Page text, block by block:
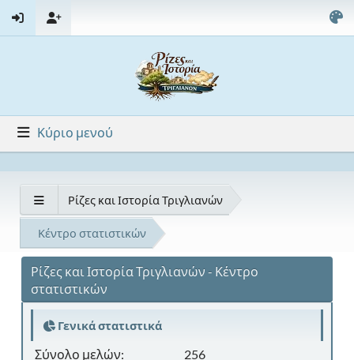
Κύριο μενού
Ρίζες και Ιστορία Τριγλιανών
Κέντρο στατιστικών
Ρίζες και Ιστορία Τριγλιανών - Κέντρο
στατιστικών
Γενικά στατιστικά
Σύνολο μελών:
256